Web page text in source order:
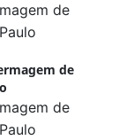
de
de
de